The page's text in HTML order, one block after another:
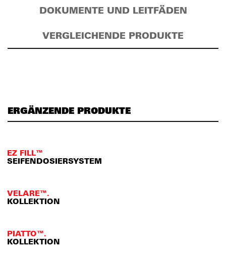
DOKUMENTE UND LEITFÄDEN
VERGLEICHENDE PRODUKTE
ERGÄNZENDE PRODUKTE
EZ FILL™
SEIFENDOSIERSYSTEM
VELARE™.
KOLLEKTION
PIATTO™.
KOLLEKTION